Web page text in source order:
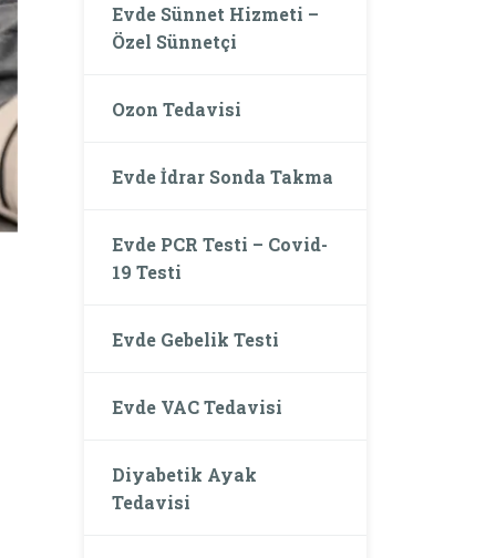
Evde Sünnet Hizmeti –
Özel Sünnetçi
Ozon Tedavisi
Evde İdrar Sonda Takma
Evde PCR Testi – Covid-
19 Testi
Evde Gebelik Testi
Evde VAC Tedavisi
Diyabetik Ayak
Tedavisi